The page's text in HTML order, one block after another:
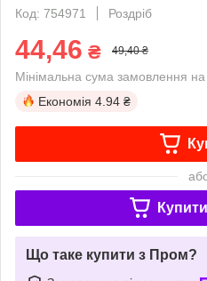
Код: 754971
Роздріб
44,46 ₴ 49,40 ₴
Мінімальна сума замовлення
Економія 4.94 ₴
Що таке купити з Пром?